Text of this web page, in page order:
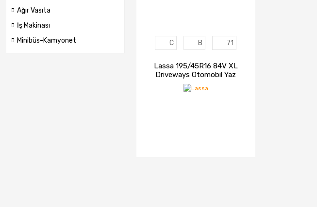
Ağır Vasıta
İş Makinası
Minibüs-Kamyonet
C B 71
Lassa 195/45R16 84V XL
Driveways Otomobil Yaz
Lastiği (2023)